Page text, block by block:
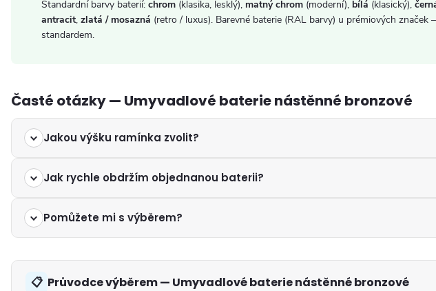
Standardní barvy baterií: chrom (klasika, lesklý), matný chrom (moderní), bílá (klasický),
antracit, zlatá / mosazná (retro / luxus). Barevné baterie (RAL barvy) u prémiových značek
standardem.
Časté otázky — Umyvadlové baterie nástěnné bronzové
Jakou výšku ramínka zvolit?
Jak rychle obdržím objednanou baterii?
Pomůžete mi s výběrem?
Průvodce výběrem — Umyvadlové baterie nástěnné bronzové